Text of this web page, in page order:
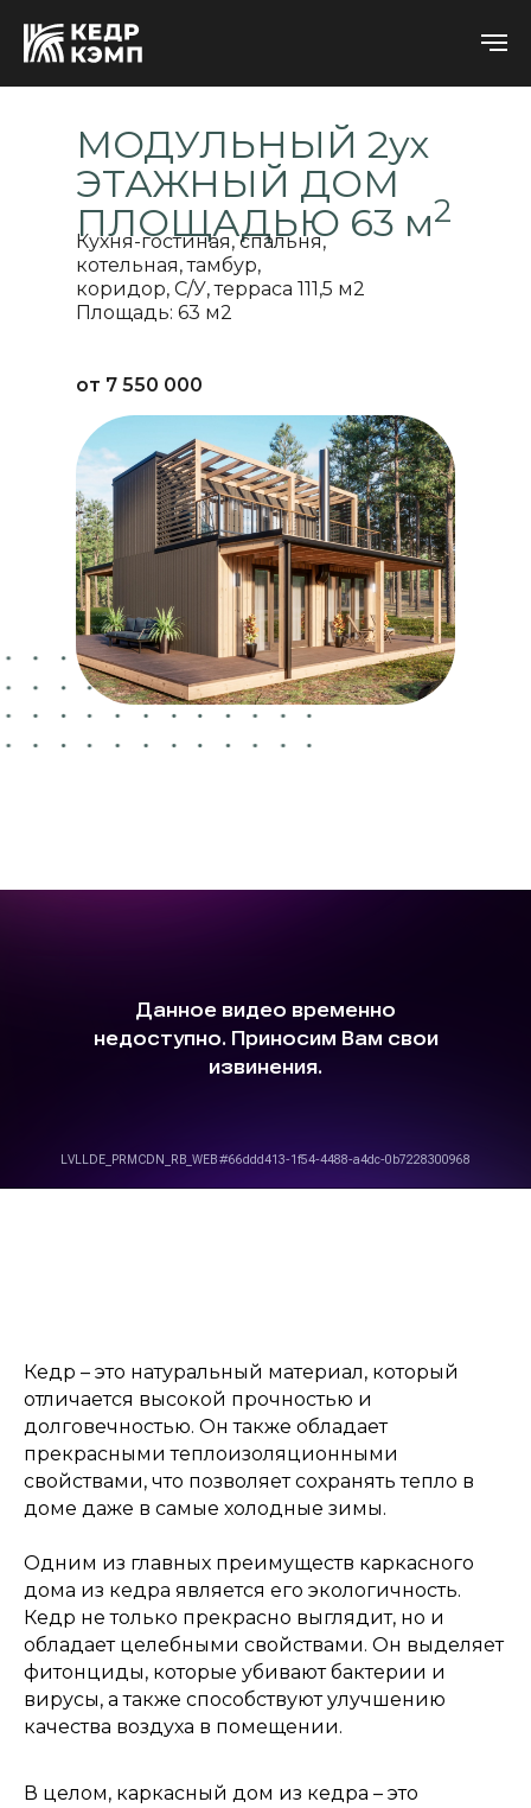
МОДУЛЬНЫЙ 2ух
ЭТАЖНЫЙ ДОМ
ПЛОЩАДЬЮ 63 м2
Кухня-гостиная, спальня,
котельная, тамбур,
коридор, С/У, терраса 111,5 м2
Площадь: 63 м2
от 7 550 000
Кедр – это натуральный материал, который
отличается высокой прочностью и
долговечностью. Он также обладает
прекрасными теплоизоляционными
свойствами, что позволяет сохранять тепло в
доме даже в самые холодные зимы.
Одним из главных преимуществ каркасного
дома из кедра является его экологичность.
Кедр не только прекрасно выглядит, но и
обладает целебными свойствами. Он выделяет
фитонциды, которые убивают бактерии и
вирусы, а также способствуют улучшению
качества воздуха в помещении.
В целом, каркасный дом из кедра – это